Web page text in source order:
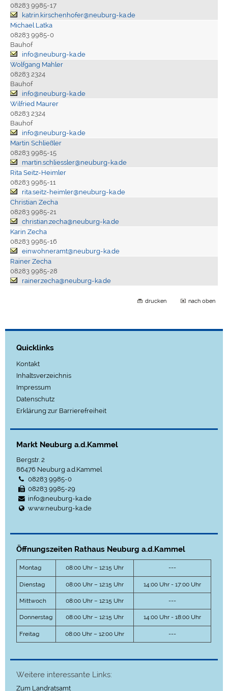
08283 9985-17
katrin.kirschenhofer@neuburg-ka.de
Michael Latka
08283 9985-0
Bauhof
info@neuburg-ka.de
Wolfgang Mahler
08283 2324
Bauhof
info@neuburg-ka.de
Wilfried Maurer
08283 2324
Bauhof
info@neuburg-ka.de
Martin Schließler
08283 9985-15
martin.schliessler@neuburg-ka.de
Rita Seitz-Heimler
08283 9985-11
rita.seitz-heimler@neuburg-ka.de
Christian Zecha
08283 9985-21
christian.zecha@neuburg-ka.de
Karin Zecha
08283 9985-16
einwohneramt@neuburg-ka.de
Rainer Zecha
08283 9985-28
rainer.zecha@neuburg-ka.de
drucken nach oben
Quicklinks
Kontakt
Inhaltsverzeichnis
Impressum
Datenschutz
Erklärung zur Barrierefreiheit
Markt Neuburg a.d.Kammel
Bergstr. 2
86476 Neuburg a.d.Kammel
08283 9985-0
08283 9985-29
info@neuburg-ka.de
www.neuburg-ka.de
Öffnungszeiten Rathaus Neuburg a.d.Kammel
Montag 08:00 Uhr – 12:15 Uhr ---
Dienstag 08:00 Uhr – 12:15 Uhr 14:00 Uhr - 17:00 Uhr
Mittwoch 08:00 Uhr – 12:15 Uhr ---
Donnerstag 08:00 Uhr – 12:15 Uhr 14:00 Uhr - 18:00 Uhr
Freitag 08:00 Uhr – 12:00 Uhr ---
Weitere interessante Links:
Zum Landratsamt